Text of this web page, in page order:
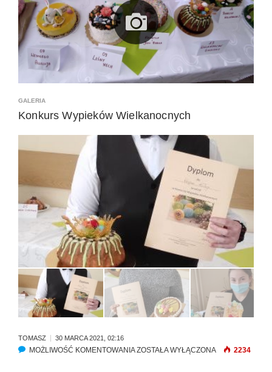
GALERIA
Konkurs Wypieków Wielkanocnych
TOMASZ 30 MARCA 2021, 02:16
MOŻLIWOŚĆ KOMENTOWANIAK
ZOSTAŁA WYŁĄCZONA 2234